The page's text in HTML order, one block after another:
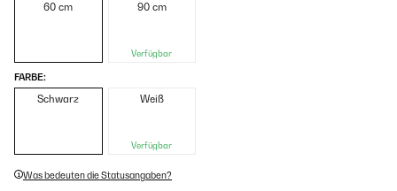
60 cm 90 cm
Verfügbar
FARBE:
Schwarz Weiß
Verfügbar
Was bedeuten die Statusangaben?